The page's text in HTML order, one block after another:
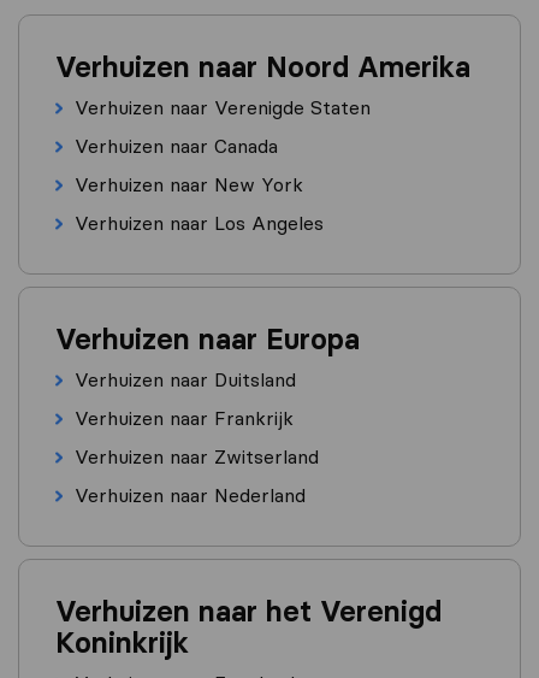
Verhuizen naar Noord Amerika
Verhuizen naar Verenigde Staten
Verhuizen naar Canada
Verhuizen naar New York
Verhuizen naar Los Angeles
Verhuizen naar Europa
Verhuizen naar Duitsland
Verhuizen naar Frankrijk
Verhuizen naar Zwitserland
Verhuizen naar Nederland
Verhuizen naar het Verenigd
Koninkrijk